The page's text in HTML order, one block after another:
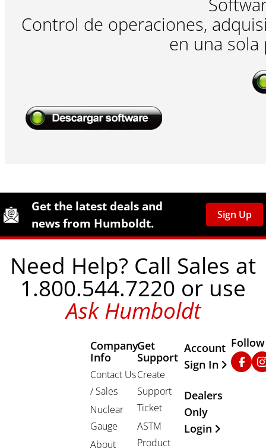
Control de operaciones,
en una
Site Footer
Humboldt Newsletter Signup
Get the latest deals and
news from Humboldt.
Sign Up
Need Help? Call Sales at
1.800.544.7220 or use
Ask Humboldt
Company
Info
Contact Us
/ Sales
Nuclear
Gauge
About
Get
Support
Create
Support
Ticket
ASTM
Product
Other
Account
Sign In
Dealers
Only
Login